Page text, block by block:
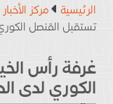
الرئيسية مركز الأخبار
تستقبل القنصل
غرفة رأس
الكوري لدى